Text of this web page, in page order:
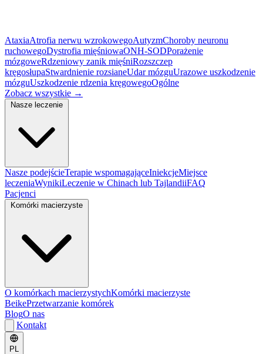
AtaxiaAtrofia nerwu wzrokowegoAutyzmChoroby neuronu
ruchowegoDystrofia mięśniowaONH-SODPorażenie
mózgoweRdzeniowy zanik mięśniRozszczep
kręgosłupaStwardnienie rozsianeUdar mózguUrazowe uszkodzenie
mózguUszkodzenie rdzenia kręgowegoOgólne
Zobacz wszystkie →
Nasze podejścieTerapie wspomagająceIniekcjeMiejsce
leczeniaWynikiLeczenie w Chinach lub TajlandiiFAQ
Pacjenci
O komórkach macierzystychKomórki macierzyste
BeikePrzetwarzanie komórek
BlogO nas
Kontakt
PL